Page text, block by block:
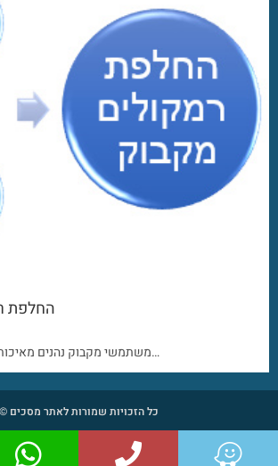
החלפת
משתמשי מקבוק נהנים מאיכות צליל נקי, מדויק וחד…
כל הזכויות שמורות לאתר מסכים ©